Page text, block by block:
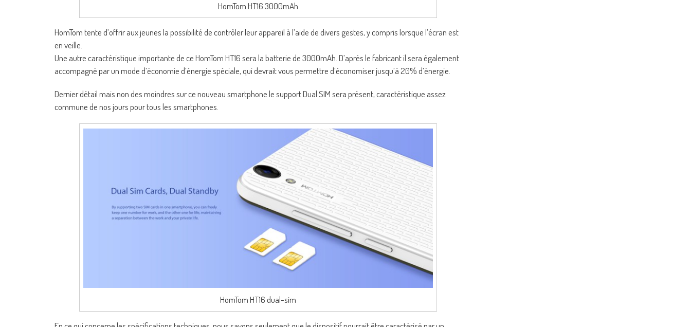
HomTom HT16 3000mAh
HomTom tente d’offrir aux jeunes la possibilité de contrôler leur appareil à l’aide de divers gestes, y compris lorsque l’écran est
en veille.
Une autre caractéristique importante de ce HomTom HT16 sera la batterie de 3000mAh. D’après le fabricant il sera également
accompagné par un mode d’économie d’énergie spéciale, qui devrait vous permettre d’économiser jusqu’à 20% d’énergie.
Dernier détail mais non des moindres sur ce nouveau smartphone le support Dual SIM sera présent, caractéristique assez
commune de nos jours pour tous les smartphones.
HomTom HT16 dual-sim